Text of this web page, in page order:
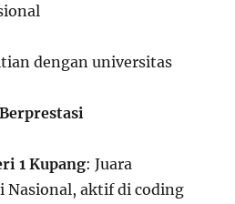
dengan universitas
1 Kupang: Juara
Nasional, aktif di coding